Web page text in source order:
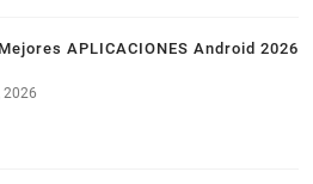
APLICACIONES Android 2026
2026